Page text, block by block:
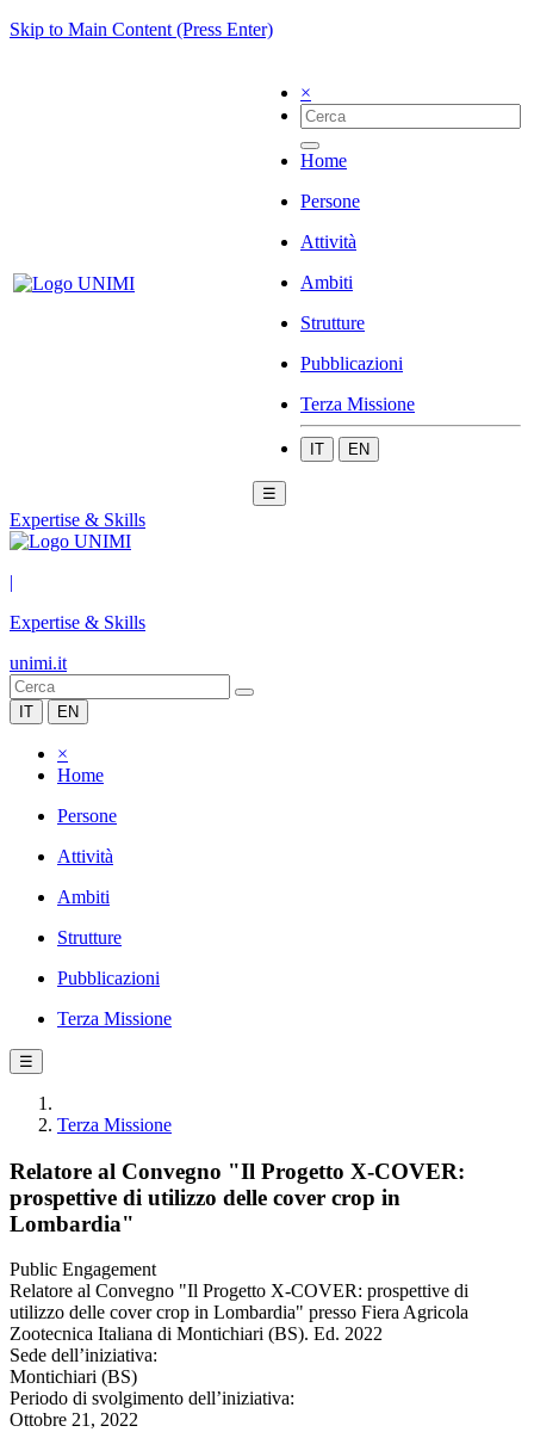
Skip to Main Content (Press Enter)
×
Home
Persone
Attività
Ambiti
Strutture
Pubblicazioni
Terza Missione
IT EN
☰
Expertise & Skills
|
Expertise & Skills
unimi.it
IT EN
×
Home
Persone
Attività
Ambiti
Strutture
Pubblicazioni
Terza Missione
☰
Terza Missione
Relatore al Convegno "Il Progetto X-COVER:
prospettive di utilizzo delle cover crop in
Lombardia"
Public Engagement
Relatore al Convegno "Il Progetto X-COVER: prospettive di
utilizzo delle cover crop in Lombardia" presso Fiera Agricola
Zootecnica Italiana di Montichiari (BS). Ed. 2022
Sede dell’iniziativa:
Montichiari (BS)
Periodo di svolgimento dell’iniziativa:
Ottobre 21, 2022